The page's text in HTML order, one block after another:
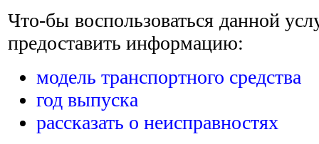
Что-бы воспользоваться данной
предоставить информацию:
модель транспортного средства
год выпуска
рассказать о неисправностях